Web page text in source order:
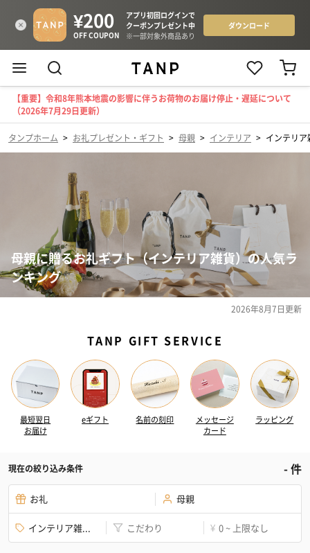
【重要】令和8年熊本地震の影響に伴うお荷物のお届け停止・遅延について
（2026年7月29日更新）
タンプホーム > お礼プレゼント・ギフト > 母親 > インテリア > インテリア
母親に贈るお礼ギフト（インテリア雑貨）の人気ラ
ンキング
2026年8月7日更新
TANP GIFT SERVICE
最短翌日
お届け
eギフト 名前の刻印
メッセージ
カード
ラッピング
現在の絞り込み条件 -件
お礼 母親
インテリア雑... こだわり ¥ 0 ~ 上限なし